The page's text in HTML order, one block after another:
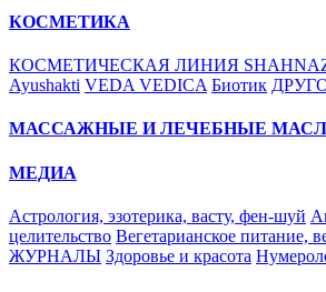
КОСМЕТИКА
КОСМЕТИЧЕСКАЯ ЛИНИЯ
Ayushakti VEDA VEDICA Биотик
МАССАЖНЫЕ И ЛЕЧЕБНЫЕ
МЕДИА
Астрология, эзотерика, васту, фен-шуй
целительство Вегетарианское питание,
ЖУРНАЛЫ Здоровье и красота